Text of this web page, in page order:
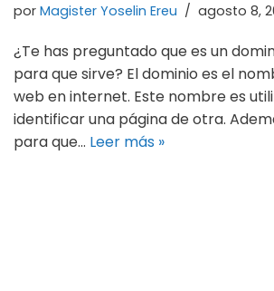
por Magister Yoselin Ereu agosto 8,
¿Te has preguntado que es un
para que sirve? El dominio es el
web en internet. Este nombre es
identificar una página de otra.
para que… Leer más »